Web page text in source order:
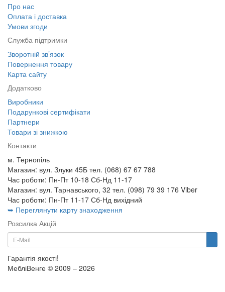
Про нас
Оплата і доставка
Умови згоди
Служба підтримки
Зворотній зв’язок
Повернення товару
Карта сайту
Додатково
Виробники
Подарункові сертифікати
Партнери
Товари зі знижкою
Контакти
м. Тернопіль
Магазин: вул. Злуки 45Б тел. (068) 67 67 788
Час роботи: Пн-Пт 10-18 Сб-Нд 11-17
Магазин: вул. Тарнавського, 32 тел. (098) 79 39 176 Viber
Час роботи: Пн-Пт 11-17 Сб-Нд вихідний
➥ Переглянути карту знаходження
Розсилка Акцій
Гарантія якості!
МебліВенге © 2009 – 2026